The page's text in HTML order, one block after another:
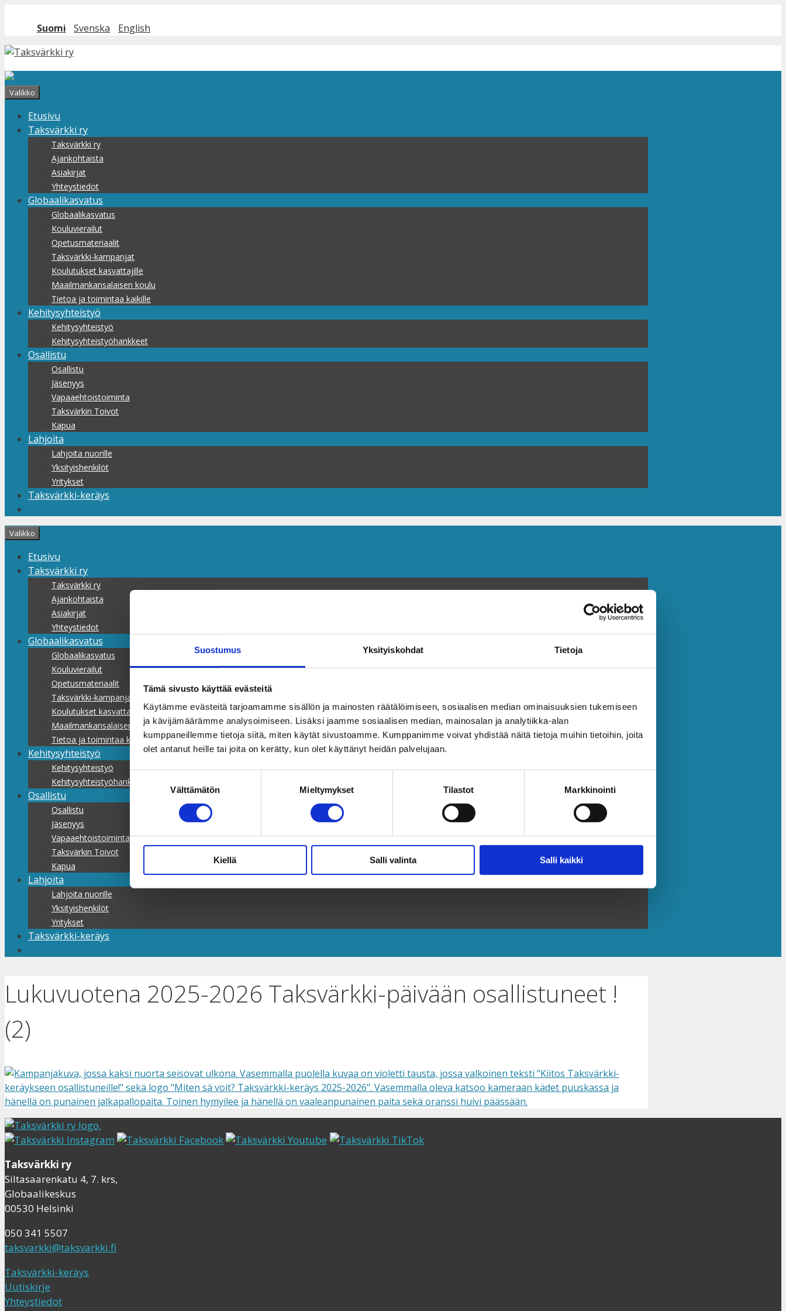
Suostumus Yksityiskohdat Tietoja
Tämä sivusto käyttää evästeitä
Käytämme evästeitä tarjoamamme sisällön ja mainosten räätälöimiseen, sosiaalisen median ominaisuuksien tukemiseen
ja kävijämäärämme analysoimiseen. Lisäksi jaamme sosiaalisen median, mainosalan ja analytiikka-alan
kumppaneillemme tietoja siitä, miten käytät sivustoamme. Kumppanimme voivat yhdistää näitä tietoja muihin tietoihin, joita
olet antanut heille tai joita on kerätty, kun olet käyttänyt heidän palvelujaan.
valinta
Välttämätön Mieltymykset Tilastot Markkinointi
Kiellä Salli valinta Salli kaikki
sisältöönSuomi Svenska English
Valikko
Etusivu
Taksvärkki ry
Taksvärkki ry
Ajankohtaista
Asiakirjat
Yhteystiedot
Globaalikasvatus
Globaalikasvatus
Kouluvierailut
Opetusmateriaalit
Taksvärkki-kampanjat
Koulutukset kasvattajille
Maailmankansalaisen koulu
Tietoa ja toimintaa kaikille
Kehitysyhteistyö
Kehitysyhteistyö
Kehitysyhteistyöhankkeet
Osallistu
Osallistu
Jäsenyys
Vapaaehtoistoiminta
Taksvärkin Toivot
Kapua
Lahjoita
Lahjoita nuorille
Yksityishenkilöt
Yritykset
Taksvärkki-keräys
Valikko
Etusivu
Taksvärkki ry
Taksvärkki ry
Ajankohtaista
Asiakirjat
Yhteystiedot
Globaalikasvatus
Globaalikasvatus
Kouluvierailut
Opetusmateriaalit
Taksvärkki-kampanjat
Koulutukset kasvattajille
Maailmankansalaisen koulu
Tietoa ja toimintaa kaikille
Kehitysyhteistyö
Kehitysyhteistyö
Kehitysyhteistyöhankkeet
Osallistu
Osallistu
Jäsenyys
Vapaaehtoistoiminta
Taksvärkin Toivot
Kapua
Lahjoita
Lahjoita nuorille
Yksityishenkilöt
Yritykset
Taksvärkki-keräys
Lukuvuotena 2025-2026 Taksvärkki-päivään osallistuneet !
(2)
Taksvärkki ry
Siltasaarenkatu 4, 7. krs,
Globaalikeskus
00530 Helsinki
050 341 5507
taksvarkki@taksvarkki.fi
Taksvärkki-keräys
Uutiskirje
Yhteystiedot